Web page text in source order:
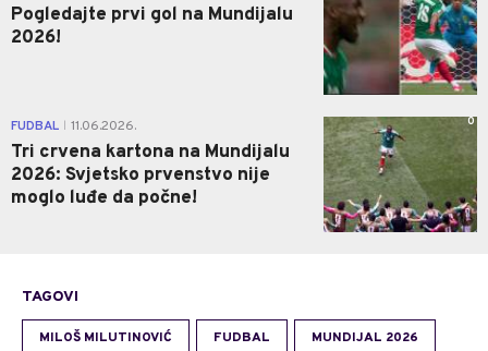
Pogledajte prvi gol na Mundijalu
2026!
FUDBAL 11.06.2026.
Tri crvena kartona na Mundijalu
2026: Svjetsko prvenstvo nije
moglo luđe da počne!
0
TAGOVI
MILOŠ MILUTINOVIĆ FUDBAL MUNDIJAL 2026